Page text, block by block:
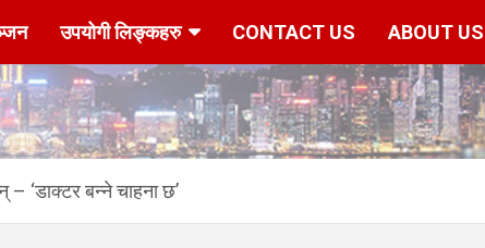
उपयोगी लिङ्कहरु CONTACT US ABOUT US
– ‘डाक्टर बन्ने चाहना छ’